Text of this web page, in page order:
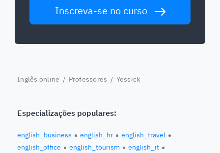
Inscreva-se no curso
Inglês online / Professores / Yessick
Especializações populares:
english_business english_hr
english_travel
english_office
english_tourism english_it